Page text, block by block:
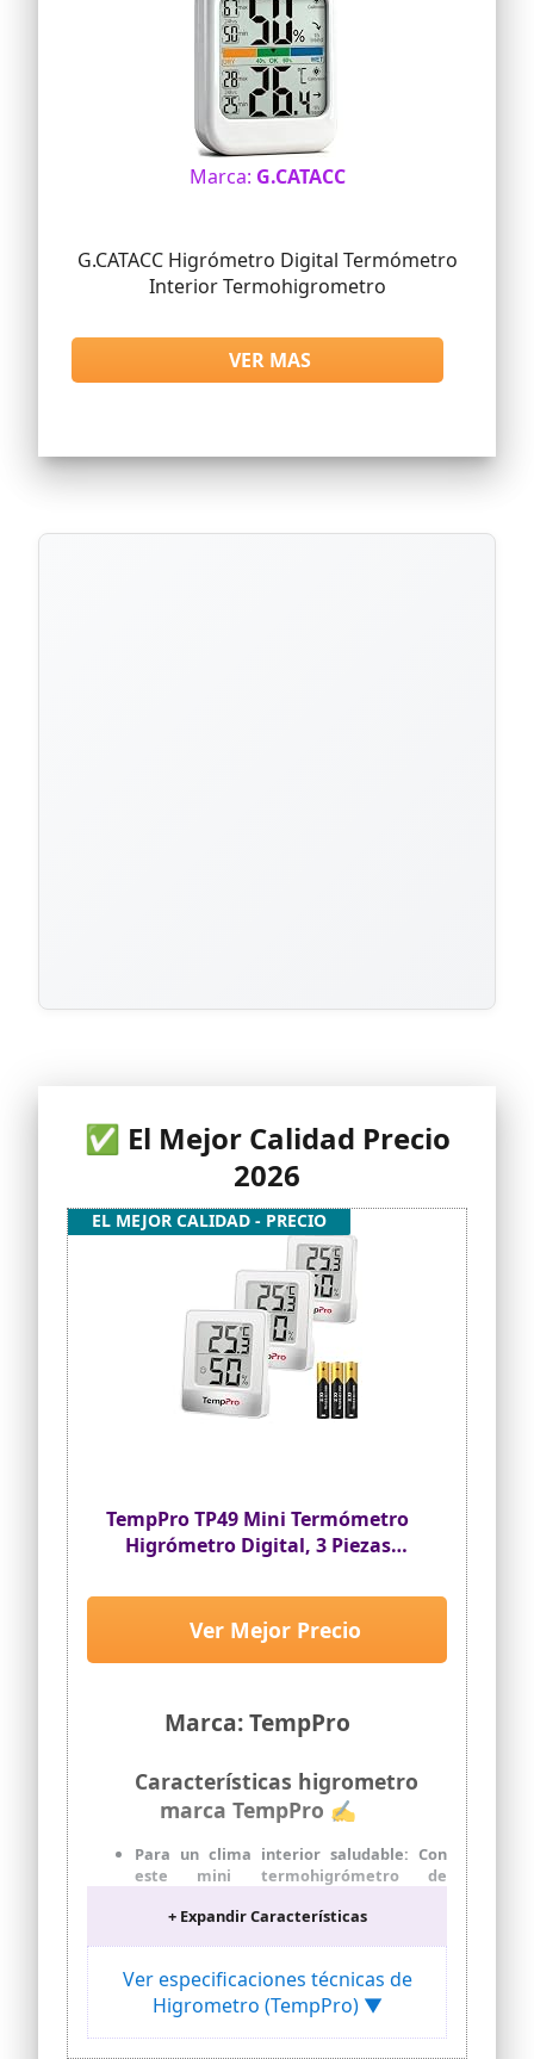
Marca: G.CATACC
G.CATACC Higrómetro Digital Termómetro
Interior Termohigrometro
VER MAS
✅ El Mejor Calidad Precio
2026
TempPro TP49 Mini Termómetro
Higrómetro Digital, 3 Piezas
Marca: TempPro
Ver Mejor Precio
EL MEJOR CALIDAD - PRECIO
Características higrometro
marca TempPro ✍
Para un clima interior saludable: Con
este mini termohigrómetro de
temperatura y humedad del entorno;
que puede ver los grandes dígitos
claramente en la distancia; Muy útil
para su hogar, habitación de bebé y
+ Expandir Características
Ver especificaciones técnicas de
Higrometro (TempPro) ▼